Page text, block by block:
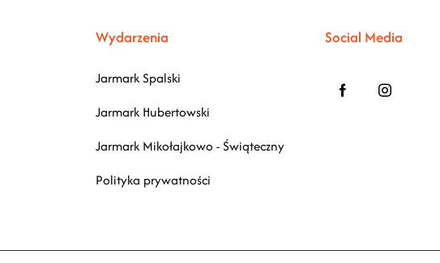
Wydarzenia
Jarmark Spalski
Jarmark Hubertowski
Jarmark Mikołajkowo - Świąteczny
Polityka prywatności
Social Media